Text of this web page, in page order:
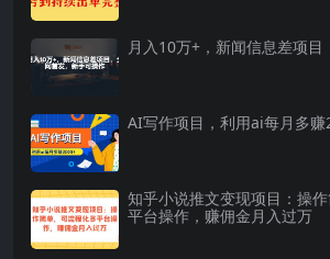
月入10万+，新闻信息差项目
AI写作项目，利用ai每月多赚
知乎小说推文变现项目：操
平台操作，赚佣金月入过万